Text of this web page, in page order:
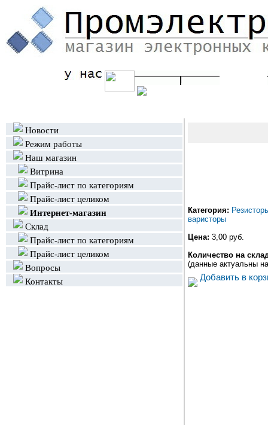
Новости
Режим работы
Наш магазин
Витрина
Прайс-лист по категориям
Прайс-лист целиком
Интернет-магазин
Склад
Прайс-лист по категориям
Прайс-лист целиком
Вопросы
Контакты
Категория:
варисторы
Цена: 3,00 руб.
Количество на
(данные актуальны
Добавить в